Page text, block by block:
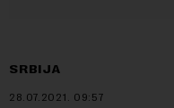
SRBIJA
28.07.2021. 09:57